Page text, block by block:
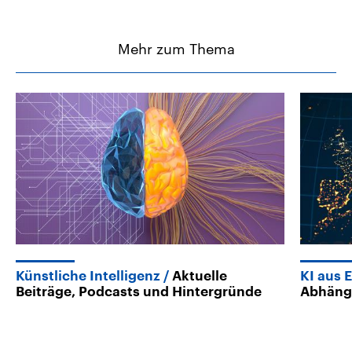
Mehr zum Thema
Künstliche Intelligenz
Aktuelle
Beiträge, Podcasts und Hintergründe
KI aus